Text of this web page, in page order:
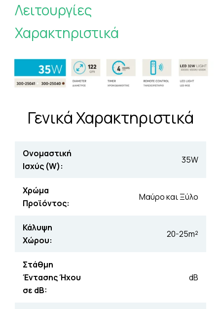
Λειτουργίες
Χαρακτηριστικά
Γενικά Χαρακτηριστικά
Ονομαστική
Ισχύς (W):
35W
Χρώμα
Προϊόντος:
Μαύρο και Ξύλο
Κάλυψη
Χώρου:
20-25m²
Στάθμη
Έντασης Ήχου
σε dB:
dB